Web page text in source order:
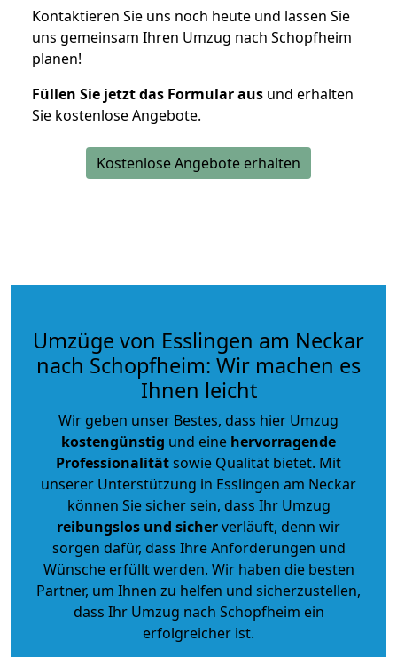
Kontaktieren Sie uns noch heute und lassen Sie
uns gemeinsam Ihren Umzug nach Schopfheim
planen!
Füllen Sie jetzt das Formular aus und erhalten
Sie kostenlose Angebote.
Kostenlose Angebote erhalten
Umzüge von Esslingen am Neckar
nach Schopfheim: Wir machen es
Ihnen leicht
Wir geben unser Bestes, dass hier Umzug
kostengünstig und eine hervorragende
Professionalitätsowie Qualität bietet. Mit
unserer Unterstützung in Esslingen am Neckar
können Sie sicher sein, dass Ihr Umzug
reibungslos und sicherverläuft, denn wir
sorgen dafür, dass Ihre Anforderungen und
Wünsche erfüllt werden. Wir haben die besten
Partner, um Ihnen zu helfen und sicherzustellen,
dass Ihr Umzug nach Schopfheim ein
erfolgreicher ist.